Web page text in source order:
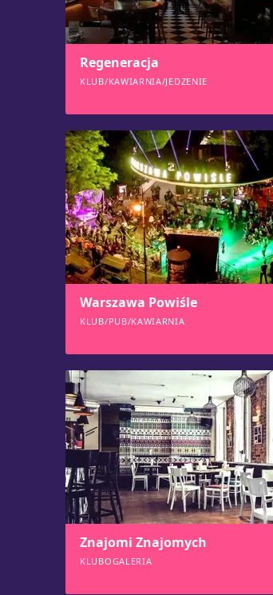
Regeneracja
KLUB/KAWIARNIA/JEDZENIE
Warszawa Powiśle
KLUB/PUB/KAWIARNIA
Znajomi Znajomych
KLUBOGALERIA